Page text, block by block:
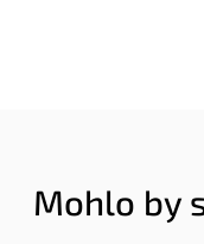
Mohlo by